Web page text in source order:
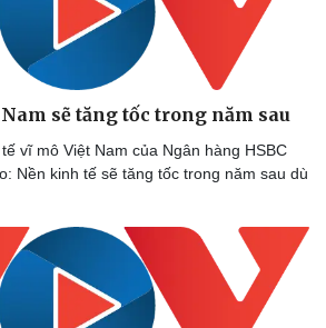
sẽ tăng tốc trong năm sau
vĩ mô Việt Nam của Ngân hàng HSBC
Nền kinh tế sẽ tăng tốc trong năm sau dù